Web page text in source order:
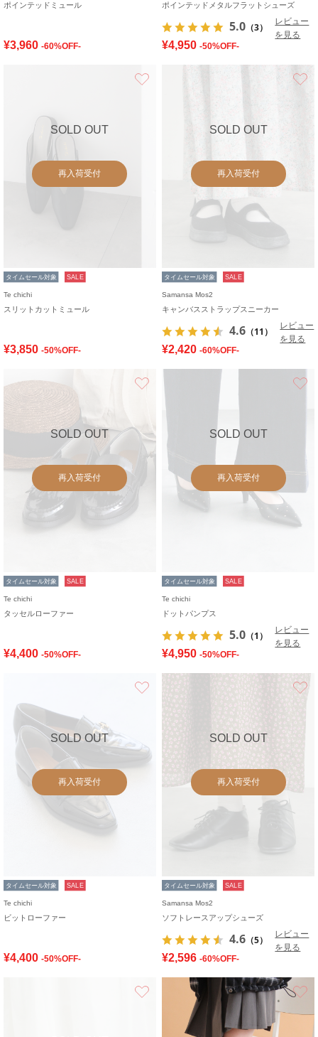
ポインテッドミュール
¥3,960 -60%OFF-
ポインテッドメタルフラットシューズ
5.0 （3）
レビュー
を見る
¥4,950 -50%OFF-
SOLD OUT
再入荷受付
タイムセール対象 SALE
Te chichi
スリットカットミュール
¥3,850 -50%OFF-
SOLD OUT
再入荷受付
タイムセール対象 SALE
Samansa Mos2
キャンバスストラップスニーカー
4.6 （11）
レビュー
を見る
¥2,420 -60%OFF-
SOLD OUT
再入荷受付
タイムセール対象 SALE
Te chichi
タッセルローファー
¥4,400 -50%OFF-
SOLD OUT
再入荷受付
タイムセール対象 SALE
Te chichi
ドットパンプス
5.0 （1）
レビュー
を見る
¥4,950 -50%OFF-
SOLD OUT
再入荷受付
お気に入り
タイムセール対象 SALE
Te chichi
ビットローファー
¥4,400 -50%OFF-
SOLD OUT
再入荷受付
タイムセール対象 SALE
Samansa Mos2
ソフトレースアップシューズ
4.6 （5）
レビュー
を見る
¥2,596 -60%OFF-
お気に入り